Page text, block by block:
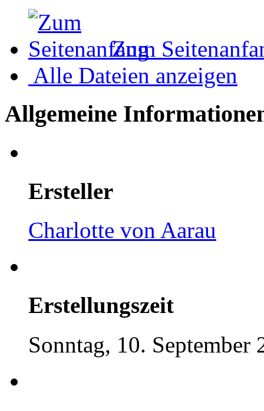
Zum
Alle Dateien anzeigen
Allgemeine
Ersteller
Charlotte von Aarau
Erstellungszeit
Sonntag, 10. September